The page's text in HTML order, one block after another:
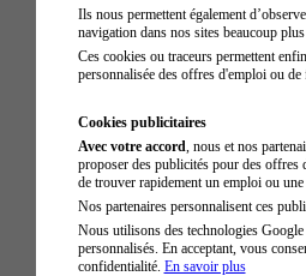
Ils nous permettent également
navigation dans nos sites beaucoup
Ces cookies ou traceurs permettent
personnalisée des offres d'emploi ou de
Cookies publicitaires
Avec votre accord , nous et nos
proposer des publicités pour des offres
de trouver rapidement un emploi ou
Nos partenaires personnalisent ces
Nous utilisons des technologies
personnalisés. En acceptant, vous
confidentialité. En savoir plus